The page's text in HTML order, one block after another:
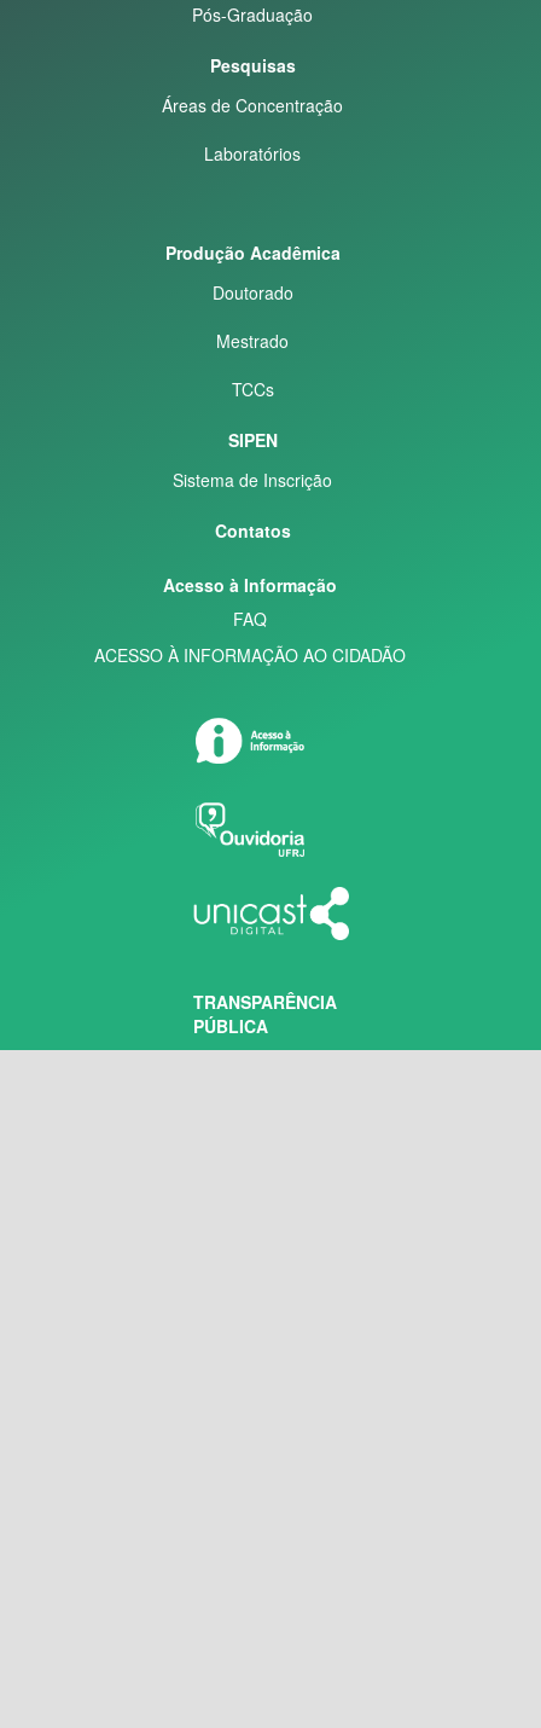
Pós-Graduação
Pesquisas
Áreas de Concentração
Laboratórios
Produção Acadêmica
Doutorado
Mestrado
TCCs
SIPEN
Sistema de Inscrição
Contatos
Acesso à Informação
FAQ
ACESSO À INFORMAÇÃO AO CIDADÃO
TRANSPARÊNCIA
PÚBLICA